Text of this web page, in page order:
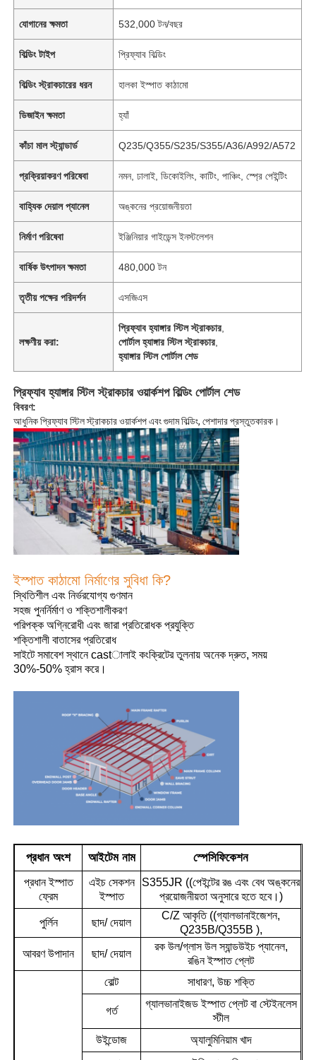
বাড়ি
পণ্য
আমাদের সম্পর্কে
কারখানা ভ্রমণ
মান নিয়ন্ত্রণ
আমাদের সাথে যোগাযোগ করুন
উদ্ধৃতির জন্য আবেদন
যোগানের ক্ষমতা 532,000 টন/বছর
বিল্ডিং টাইপ প্রিফ্যাব বিল্ডিং
বিল্ডিং স্ট্রাকচারের ধরন হালকা ইস্পাত কাঠামো
ডিজাইন ক্ষমতা হ্যাঁ
কাঁচা মাল স্ট্যান্ডার্ড Q235/Q355/S235/S355/A36/A992/A572
প্রক্রিয়াকরণ পরিষেবা নমন, ঢালাই, ডিকোইলিং, কাটিং, পাঞ্চিং, স্প্রে পেইন্টিং
বাহ্যিক দেয়াল প্যানেল অঙ্কনের প্রয়োজনীয়তা
নির্মাণ পরিষেবা ইঞ্জিনিয়ার গাইডেন্স ইনস্টলেশন
বার্ষিক উৎপাদন ক্ষমতা 480,000 টন
তৃতীয় পক্ষের পরিদর্শন এসজিএস
লক্ষণীয় করা:
প্রিফ্যাব হ্যাঙ্গার স্টিল স্ট্রাকচার,
পোর্টাল হ্যাঙ্গার স্টিল স্ট্রাকচার,
হ্যাঙ্গার স্টিল পোর্টাল শেড
প্রিফ্যাব হ্যাঙ্গার স্টিল স্ট্রাকচার ওয়ার্কশপ বিল্ডিং পোর্টাল শেড
বিবরণ:
আধুনিক প্রিফ্যাব স্টিল স্ট্রাকচার ওয়ার্কশপ এবং গুদাম বিল্ডিং, পেশাদার প্রস্তুতকারক।
ইস্পাত কাঠামো নির্মাণের সুবিধা কি?
স্থিতিশীল এবং নির্ভরযোগ্য গুণমান
সহজ পুনর্নির্মাণ ও শক্তিশালীকরণ
পরিপক্ক অগ্নিরোধী এবং জারা প্রতিরোধক প্রযুক্তি
শক্তিশালী বাতাসের প্রতিরোধ
সাইটে সমাবেশ স্থানে castালাই কংক্রিটের তুলনায় অনেক দ্রুত, সময়
30%-50% হ্রাস করে।
প্রধান অংশ আইটেম নাম স্পেসিফিকেশন
প্রধান ইস্পাত
ফ্রেম
এইচ সেকশন
ইস্পাত
S355JR ((পেইন্টের রঙ এবং বেধ অঙ্কনের
প্রয়োজনীয়তা অনুসারে হতে হবে।)
পুর্লিন ছাদ/ দেয়াল
C/Z আকৃতি ((গ্যালভানাইজেশন,
Q235B/Q355B ),
আবরণ উপাদান
ছাদ/ দেয়াল
রক উল/গ্লাস উল স্যান্ডউইচ প্যানেল,
রঙিন ইস্পাত প্লেট
বোল্ট
সাধারণ, উচ্চ শক্তি
গর্ত
গ্যালভানাইজড ইস্পাত প্লেট বা স্টেইনলেস
স্টীল
উইন্ডোজ
অ্যালুমিনিয়াম খাদ